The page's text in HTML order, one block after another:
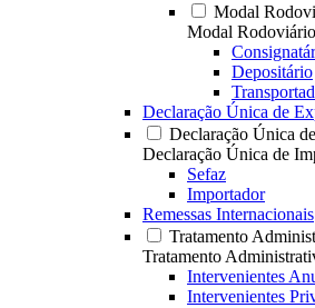
Modal
Modal Rodoviário
Depositário
Declaração Única de
Declaração Única
Declaração Única de
Sefaz
Importador
Remessas Internacionais
Tratamento
Tratamento
Intervenientes
Intervenientes